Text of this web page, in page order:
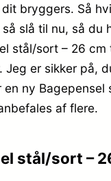
bryggers. Så
slå til nu, så du
stål/sort – 26 cm
Jeg er sikker på,
ny Bagepensel
af flere.
stål/sort –